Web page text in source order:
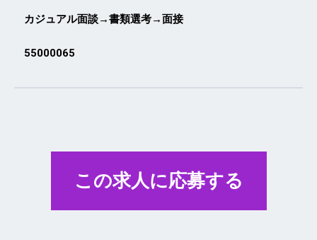
カジュアル面談→書類選考→面接
55000065
この求人に応募する